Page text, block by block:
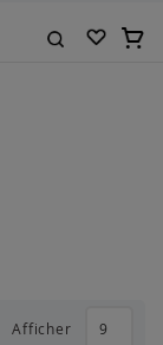
Mon
Afficher